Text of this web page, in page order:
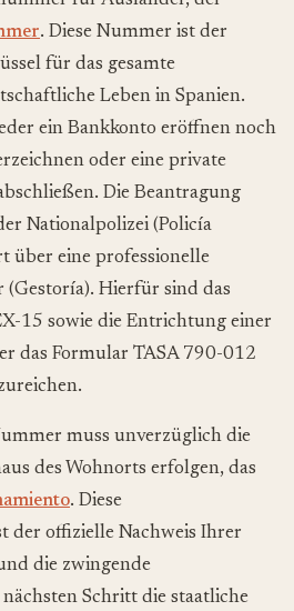
. Diese Nummer ist der
für das gesamte
Leben in Spanien.
ein Bankkonto eröffnen noch
oder eine private
Die Beantragung
Nationalpolizei (Policía
über eine professionelle
(Gestoría). Hierfür sind das
15 sowie die Entrichtung einer
das Formular TASA 790-012
muss unverzüglich die
des Wohnorts erfolgen, das
. Diese
der offizielle Nachweis Ihrer
die zwingende
Schritt die staatliche